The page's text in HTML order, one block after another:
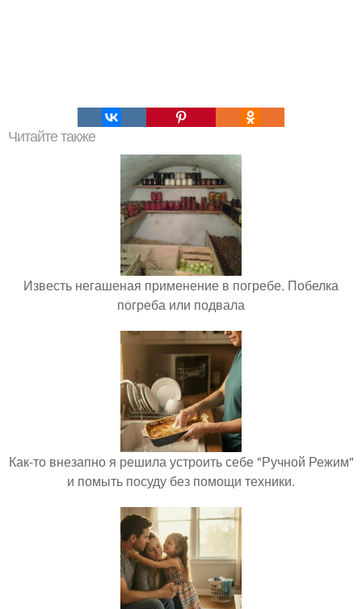
Читайте также
Известь негашеная применение в погребе. Побелка
погреба или подвала
Как-то внезапно я решила устроить себе "Ручной Режим"
и помыть посуду без помощи техники.